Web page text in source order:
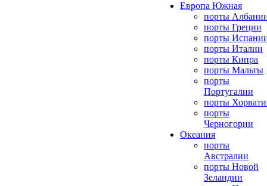
Европа Южная
порты
порты Греции
порты
порты Италии
порты Кипра
порты Мальты
порты
Португалии
порты
порты
Черногории
Океания
порты
Австралии
порты Новой
Зеландии